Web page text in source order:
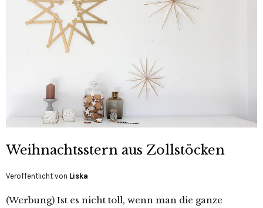
Weihnachtsstern aus Zollstöcken
Veröffentlicht von Liska
(Werbung) Ist es nicht toll, wenn man die ganze